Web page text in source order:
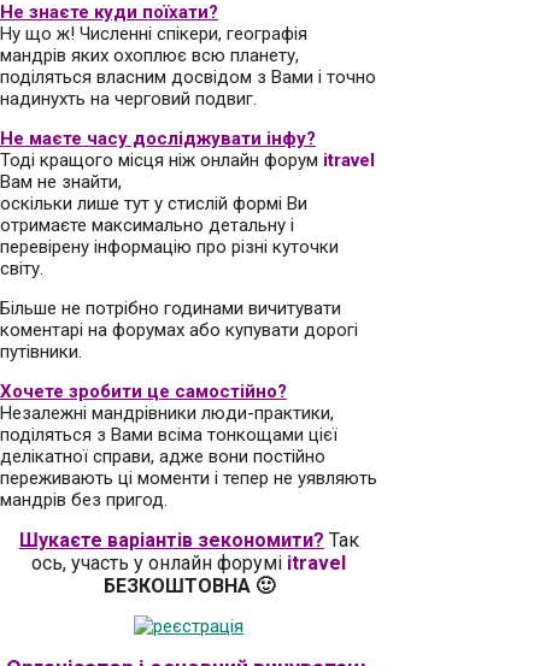
Не знаєте куди поїхати?
Ну що ж! Численні спікери, географія
мандрів яких охоплює всю планету,
поділяться власним досвідом з Вами і точно
надинухть на черговий подвиг.
Не маєте часу досліджувати інфу?
Тоді кращого місця ніж онлайн форум itravel
Вам не знайти,
оскільки лише тут у стислій формі Ви
отримаєте максимально детальну і
перевірену інформацію про різні куточки
світу.
Більше не потрібно годинами вичитувати
коментарі на форумах або купувати дорогі
путівники.
Хочете зробити це самостійно?
Незалежні мандрівники люди-практики,
поділяться з Вами всіма тонкощами цієї
делікатної справи, адже вони постійно
переживають ці моменти і тепер не уявляють
мандрів без пригод.
Шукаєте варіантів зекономити? Так
ось, участь у онлайн форумі itravel
БЕЗКОШТОВНА 🙂